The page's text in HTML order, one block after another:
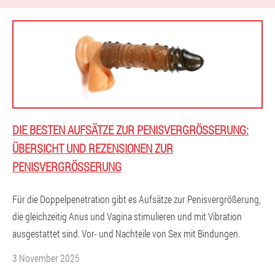
DIE BESTEN AUFSÄTZE ZUR PENISVERGRÖSSERUNG: Ü
BERSICHT UND REZENSIONEN ZUR P
ENISVERGRÖSSERUNG
Für die Doppelpenetration gibt es Aufsätze zur Penisvergrößerung,
die gleichzeitig Anus und Vagina stimulieren und mit Vibration
ausgestattet sind. Vor- und Nachteile von Sex mit Bindungen.
3 November 2025